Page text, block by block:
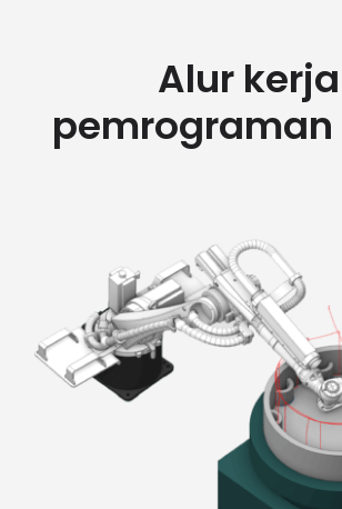
Alur kerja